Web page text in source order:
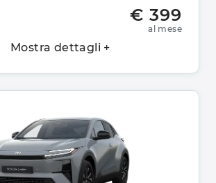
€ 399
al mese
Mostra dettagli +